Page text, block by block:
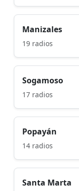
Manizales
19 radios
Sogamoso
17 radios
Popayán
14 radios
Santa Marta